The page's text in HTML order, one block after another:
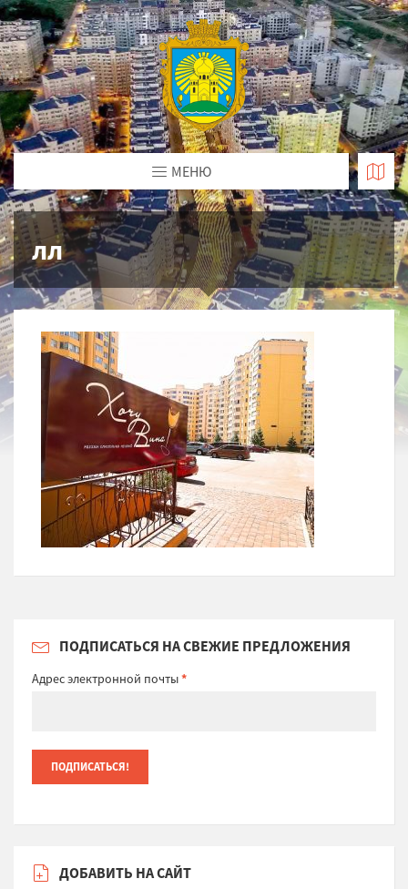
МЕНЮ
лл
ПОДПИСАТЬСЯ НА СВЕЖИЕ ПРЕДЛОЖЕНИЯ
Адрес электронной почты*
ДОБАВИТЬ НА САЙТ